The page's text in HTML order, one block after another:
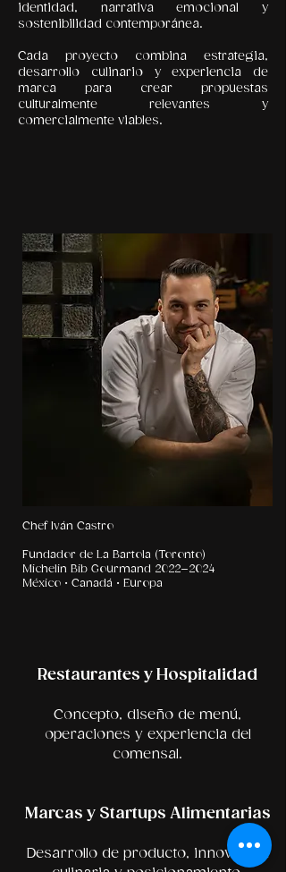
identidad, narrativa emocional y
sostenibilidad contemporánea.
Cada proyecto combina estrategia,
desarrollo culinario y experiencia de
marca para crear propuestas
culturalmente relevantes y
comercialmente viables.
Chef Iván Castro
Fundador de La Bartola (Toronto)
Michelin Bib Gourmand 2022–2024
México • Canadá • Europa
Restaurantes y Hospitalidad
Concepto, diseño de menú,
operaciones y experiencia del
comensal.
Marcas y Startups Alimentarias
Desarrollo de producto, innovación